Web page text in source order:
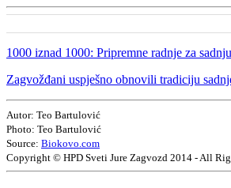
1000 iznad 1000: Pripremne radnje za
Zagvožđani uspješno obnovili tradiciju
Autor: Teo Bartulović
Photo: Teo Bartulović
Source: Biokovo.com
Copyright © HPD Sveti Jure Zagvozd 2014 - All